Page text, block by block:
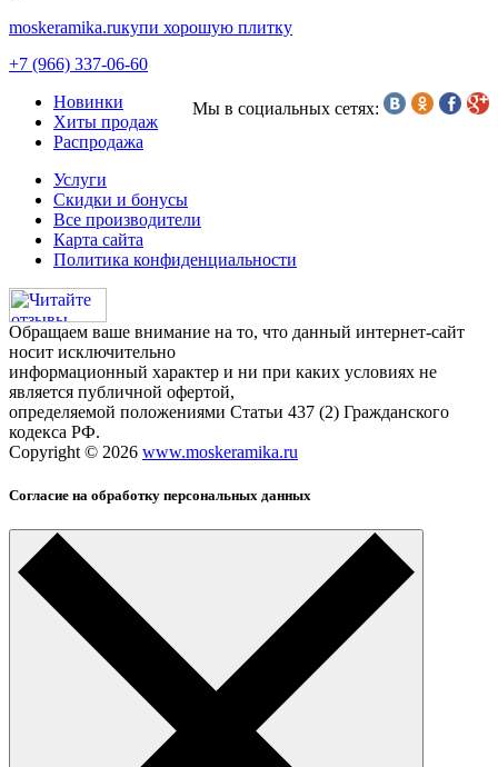
moskeramika.ruкупи хорошую плитку
+7 (966) 337-06-60
Мы в социальных сетях:
Новинки
Хиты продаж
Распродажа
Услуги
Скидки и бонусы
Все производители
Карта сайта
Политика конфиденциальности
Обращаем ваше внимание на то, что данный интернет-сайт
носит исключительно
информационный характер и ни при каких условиях не
является публичной офертой,
определяемой положениями Статьи 437 (2) Гражданского
кодекса РФ.
Copyright © 2026 www.moskeramika.ru
Согласие на обработку персональных данных